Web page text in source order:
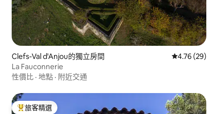
Clefs-Val d'Anjou的獨立房間 從 29 則評價
4.76 (29)
La Fauconnerie
性價比 · 地點 · 附近交通
旅客精選榜首
旅客精選